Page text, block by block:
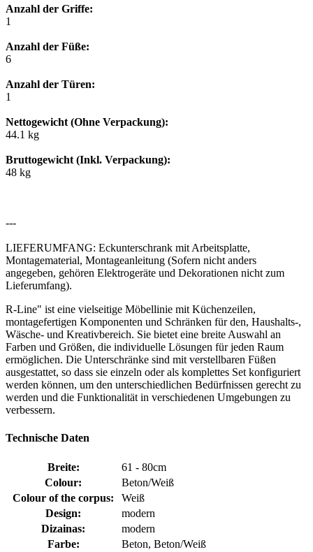
Anzahl der Griffe:
1
Anzahl der Füße:
6
Anzahl der Türen:
1
Nettogewicht (Ohne Verpackung):
44.1 kg
Bruttogewicht (Inkl. Verpackung):
48 kg
---
LIEFERUMFANG: Eckunterschrank mit Arbeitsplatte,
Montagematerial, Montageanleitung (Sofern nicht anders
angegeben, gehören Elektrogeräte und Dekorationen nicht zum
Lieferumfang).
R-Line" ist eine vielseitige Möbellinie mit Küchenzeilen,
montagefertigen Komponenten und Schränken für den, Haushalts-,
Wäsche- und Kreativbereich. Sie bietet eine breite Auswahl an
Farben und Größen, die individuelle Lösungen für jeden Raum
ermöglichen. Die Unterschränke sind mit verstellbaren Füßen
ausgestattet, so dass sie einzeln oder als komplettes Set konfiguriert
werden können, um den unterschiedlichen Bedürfnissen gerecht zu
werden und die Funktionalität in verschiedenen Umgebungen zu
verbessern.
Technische Daten
Breite:
61 - 80cm
Colour:
Beton/Weiß
Colour of the corpus:
Weiß
Design:
modern
Dizainas:
modern
Farbe:
Beton, Beton/Weiß